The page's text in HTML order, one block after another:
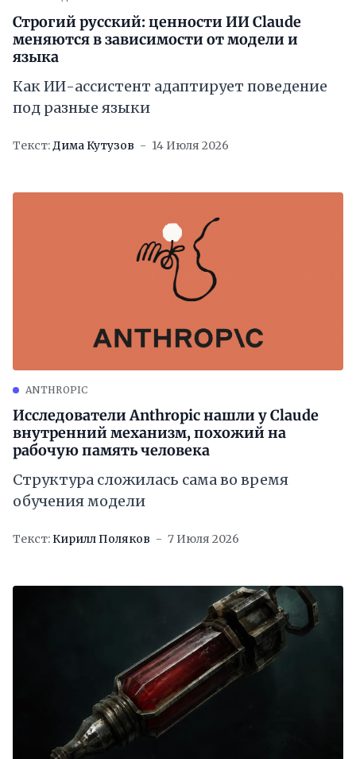
Строгий русский: ценности ИИ Claude
меняются в зависимости от модели и
языка
Как ИИ-ассистент адаптирует поведение
под разные языки
Текст:Дима Кутузов 14 Июля 2026
ANTHROPIC
Исследователи Anthropic нашли у Claude
внутренний механизм, похожий на
рабочую память человека
Cтруктура сложилась сама во время
обучения модели
Текст: Кирилл Поляков 7 Июля 2026